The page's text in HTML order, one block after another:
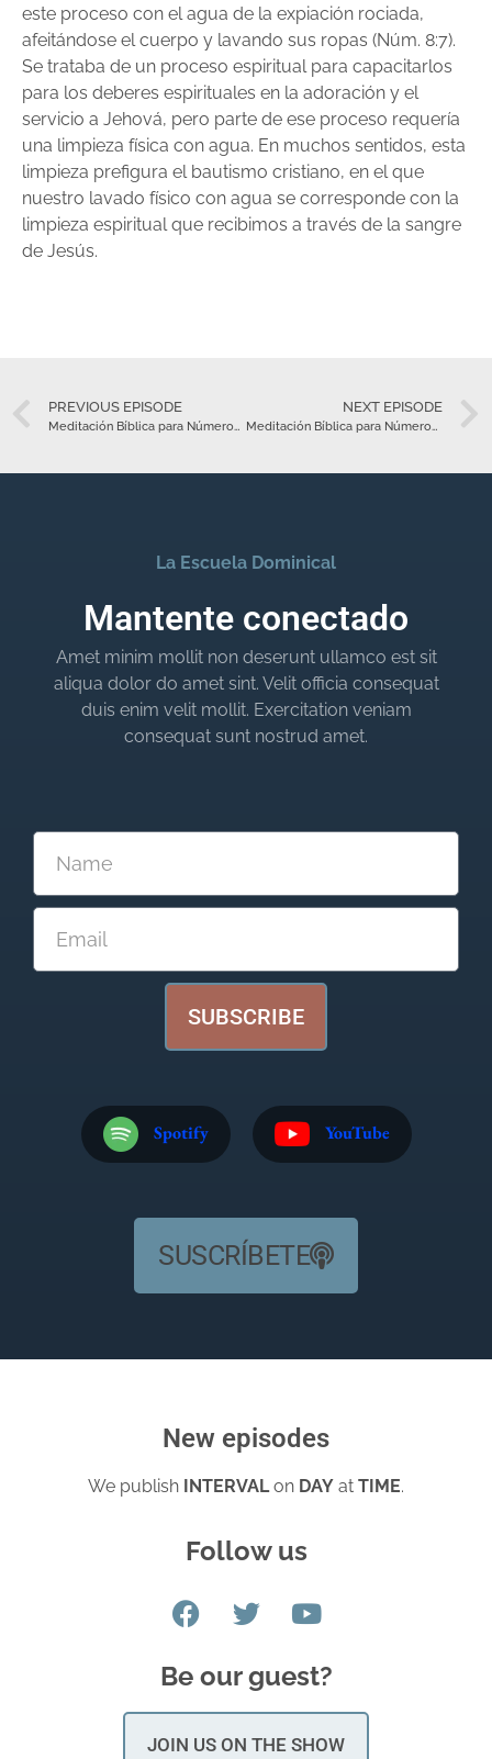
este proceso con el agua de la expiación rociada,
afeitándose el cuerpo y lavando sus ropas (Núm. 8:7).
Se trataba de un proceso espiritual para capacitarlos
para los deberes espirituales en la adoración y el
servicio a Jehová, pero parte de ese proceso requería
una limpieza física con agua. En muchos sentidos, esta
limpieza prefigura el bautismo cristiano, en el que
nuestro lavado físico con agua se corresponde con la
limpieza espiritual que recibimos a través de la sangre
de Jesús.
PREVIOUS EPISODE
Meditación Bíblica para Números 7 – Abril 30
NEXT EPISODE
Meditación Bíblica para Números 8 – Mayo 1
La Escuela Dominical
Mantente conectado
Amet minim mollit non deserunt ullamco est sit
aliqua dolor do amet sint. Velit officia consequat
duis enim velit mollit. Exercitation veniam
consequat sunt nostrud amet.
SUBSCRIBE
Spotify YouTube
SUSCRÍBETE
New episodes
We publish INTERVALon DAY at TIME.
Follow us
Be our guest?
JOIN US ON THE SHOW